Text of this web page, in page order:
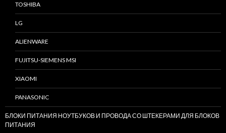
TOSHIBA
LG
ALIENWARE
FUJITSU-SIEMENS MSI
XIAOMI
PANASONIC
БЛОКИ ПИТАНИЯ НОУТБУКОВ И ПРОВОДА СО ШТЕКЕРАМИ ДЛЯ БЛОКОВ
ПИТАНИЯ